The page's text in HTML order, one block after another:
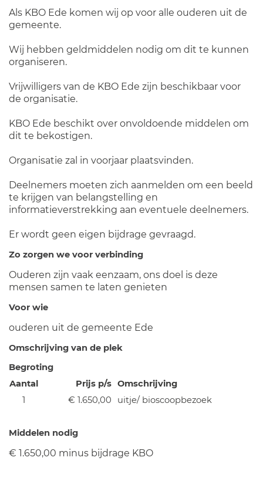
Als KBO Ede komen wij op voor alle ouderen uit de
gemeente.
Wij hebben geldmiddelen nodig om dit te kunnen
organiseren.
Vrijwilligers van de KBO Ede zijn beschikbaar voor
de organisatie.
KBO Ede beschikt over onvoldoende middelen om
dit te bekostigen.
Organisatie zal in voorjaar plaatsvinden.
Deelnemers moeten zich aanmelden om een beeld
te krijgen van belangstelling en
informatieverstrekking aan eventuele deelnemers.
Er wordt geen eigen bijdrage gevraagd.
Zo zorgen we voor verbinding
Ouderen zijn vaak eenzaam, ons doel is deze
mensen samen te laten genieten
Voor wie
ouderen uit de gemeente Ede
Omschrijving van de plek
Begroting
Aantal
Prijs p/s Omschrijving
1
€ 1.650,00 uitje/ bioscoopbezoek
Middelen nodig
€ 1.650,00 minus bijdrage KBO